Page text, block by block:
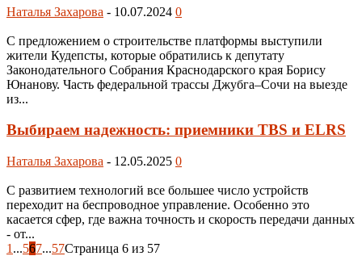
Наталья Захарова - 10.07.2024 0
С предложением о строительстве платформы выступили
жители Кудепсты, которые обратились к депутату
Законодательного Собрания Краснодарского края Борису
Юнанову. Часть федеральной трассы Джубга–Сочи на выезде
из...
Выбираем надежность: приемники TBS и ELRS
Наталья Захарова - 12.05.2025 0
С развитием технологий все большее число устройств
переходит на беспроводное управление. Особенно это
касается сфер, где важна точность и скорость передачи данных
- от...
1 ...567...57Страница 6 из 57